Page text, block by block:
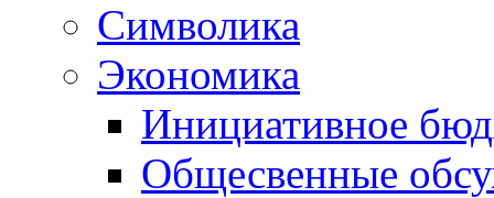
Символика
Экономика
Инициативное
Общесвенные